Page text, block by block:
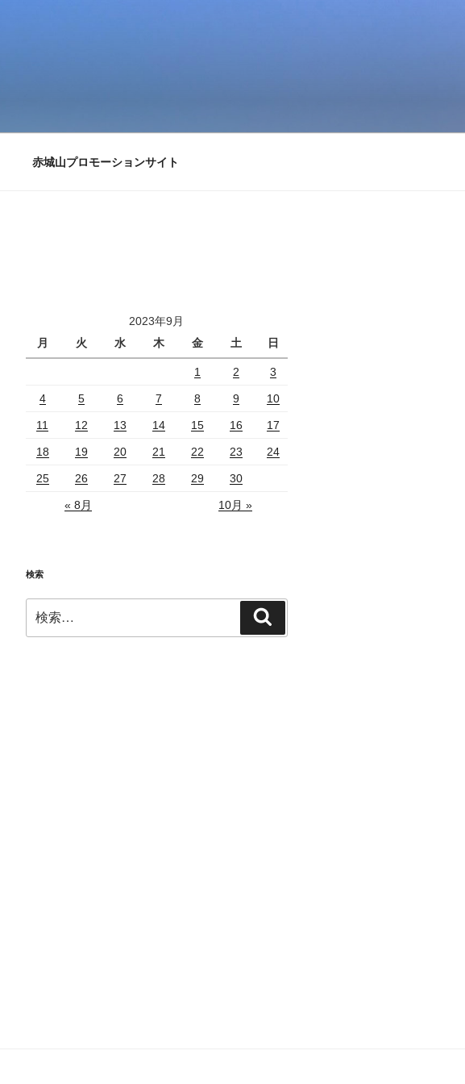
赤城山プロモーションサイト
2023年9月
月
火 水 木 金 土 日
1 2 3
4 5 6 7 8 9 10
11 12 13 14 15 16 17
18 19 20 21 22 23 24
25 26 27 28 29 30
« 8月 10月 »
検索
索:
索